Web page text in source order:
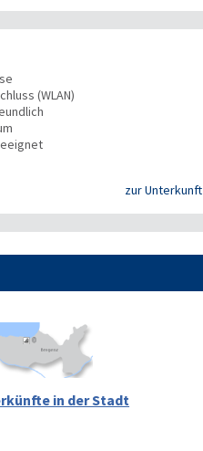
(WLAN)
zur Unterkunft
in der Stadt